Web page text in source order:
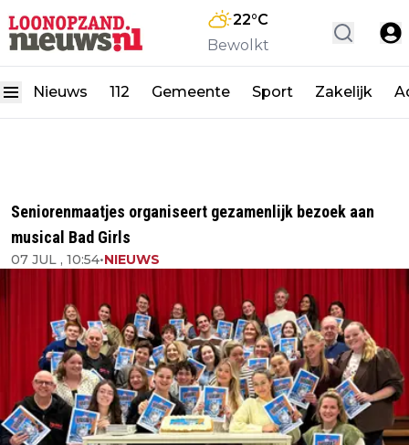
22°C
Bewolkt
Nieuws 112 Gemeente Sport Zakelijk
Seniorenmaatjes organiseert gezamenlijk bezoek aan
musical Bad Girls
07 JUL , 10:54•NIEUWS